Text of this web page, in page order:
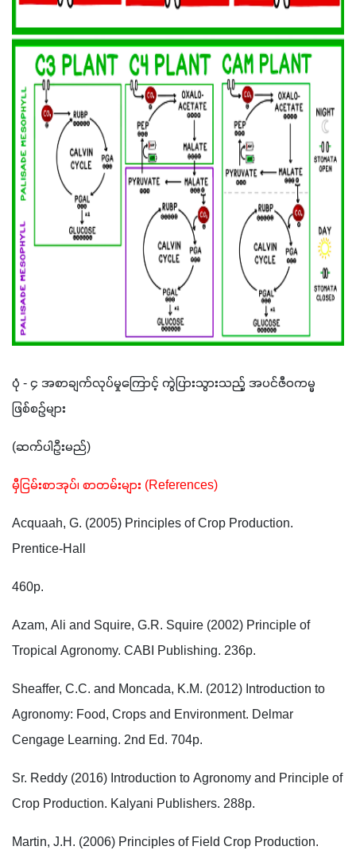
ပုံ - ၄ အစာချက်လုပ်မှုကြောင့် ကွဲပြားသွားသည့် အပင်ဇီဝကမ္မ
ဖြစ်စဉ်များ
(ဆက်ပါဦးမည်)
မှီငြမ်းစာအုပ်၊ စာတမ်းများ (References)
Acquaah, G. (2005) Principles of Crop Production.
Prentice-Hall
460p.
Azam, Ali and Squire, G.R. Squire (2002) Principle of
Tropical Agronomy. CABI Publishing. 236p.
Sheaffer, C.C. and Moncada, K.M. (2012) Introduction to
Agronomy: Food, Crops and Environment. Delmar
Cengage Learning. 2nd Ed. 704p.
Sr. Reddy (2016) Introduction to Agronomy and Principle of
Crop Production. Kalyani Publishers. 288p.
Martin, J.H. (2006) Principles of Field Crop Production.